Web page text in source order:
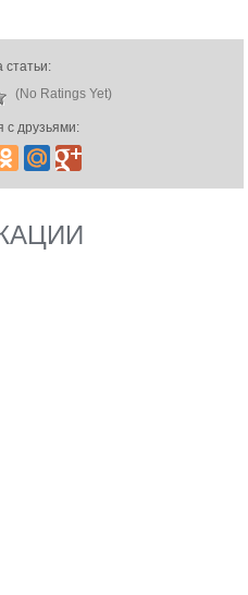
статьи:
(No Ratings Yet)
с друзьями: